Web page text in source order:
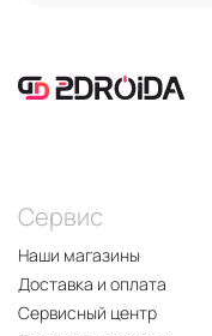
Сервис
Наши магазины
Доставка и оплата
Сервисный центр